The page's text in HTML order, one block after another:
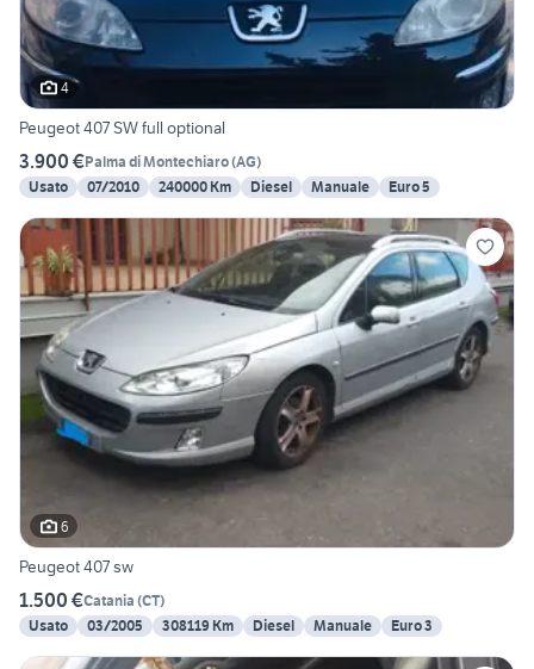
4
Peugeot 407 SW full optional
3.900 €Palma di Montechiaro(AG)
Usato
07/2010 240000 Km Diesel Manuale Euro 5
6
Peugeot 407 sw
1.500 €Catania (CT)
Usato
03/2005 308119 Km Diesel Manuale Euro 3